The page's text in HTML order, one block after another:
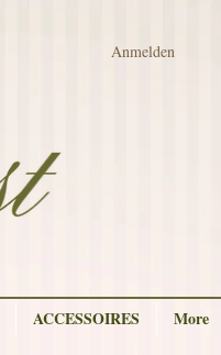
Anmelden
ACCESSOIRES More